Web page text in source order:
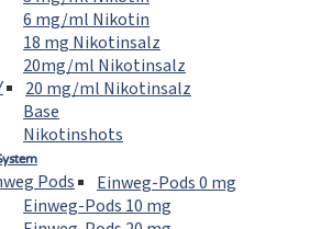
6 mg/ml Nikotin
18 mg Nikotinsalz
20mg/ml Nikotinsalz
20 mg/ml Nikotinsalz
Base
Nikotinshots
Pods
Einweg-Pods 0 mg
Einweg-Pods 10 mg